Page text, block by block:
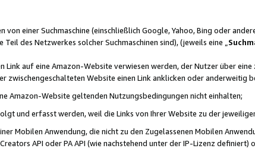
von einer Suchmaschine (einschließlich Google, Yahoo, Bing oder
des Netzwerkes solcher Suchmaschinen sind), (jeweils eine „
Link auf eine Amazon-Website verwiesen werden, der Nutzer über
zwischengeschalteten Website einen Link anklicken oder anderweitig
Amazon-Website geltenden Nutzungsbedingungen nicht einhalten;
und erfasst werden, weil die Links von Ihrer Website zu der
Mobilen Anwendung, die nicht zu den Zugelassenen Mobilen
API oder PA API (wie nachstehend unter der IP-Lizenz